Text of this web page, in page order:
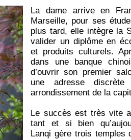
La dame arrive en
Marseille, pour ses
plus tard, elle intègre la
valider un diplôme en
et produits culturels.
dans une banque
d’ouvrir son premier
une adresse
arrondissement de la
Le succès est très vite
tant et si bien
Lanqi gère trois temples